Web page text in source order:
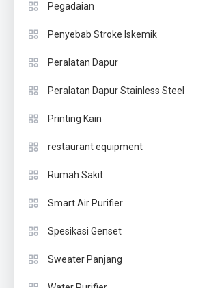
Pegadaian
Penyebab Stroke Iskemik
Peralatan Dapur
Peralatan Dapur Stainless Steel
Printing Kain
restaurant equipment
Rumah Sakit
Smart Air Purifier
Spesikasi Genset
Sweater Panjang